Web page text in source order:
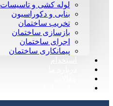
لوله کشی و تاسیسات
بنایی و دکوراسیون
تخریب ساختمان
بازسازی ساختمان
اجرای ساختمان
پیمانکاری ساختمان